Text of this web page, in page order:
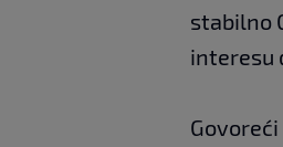
stabilno
interesu